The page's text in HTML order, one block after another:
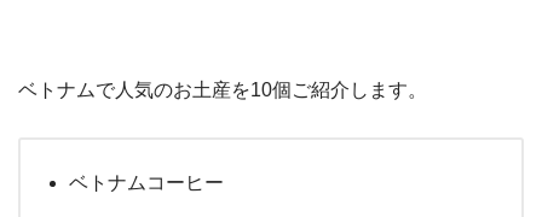
ベトナムで人気のお土産を10個ご紹介します。
ベトナムコーヒー